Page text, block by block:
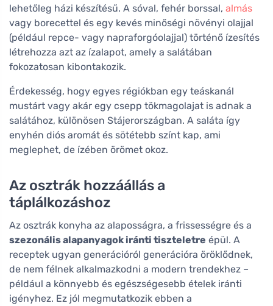
lehetőleg házi készítésű. A sóval, fehér borssal, almás
vagy borecettel és egy kevés minőségi növényi olajjal
(például repce- vagy napraforgóolajjal) történő ízesítés
létrehozza azt az ízalapot, amely a salátában
fokozatosan kibontakozik.
Érdekesség, hogy egyes régiókban egy teáskanál
mustárt vagy akár egy csepp tökmagolajat is adnak a
salátához, különösen Stájerországban. A saláta így
enyhén diós aromát és sötétebb színt kap, ami
meglephet, de ízében örömet okoz.
Az osztrák hozzáállás a
táplálkozáshoz
Az osztrák konyha az alaposságra, a frissességre és a
szezonális alapanyagok iránti tiszteletre épül. A
receptek ugyan generációról generációra öröklődnek,
de nem félnek alkalmazkodni a modern trendekhez –
például a könnyebb és egészségesebb ételek iránti
igényhez. Ez jól megmutatkozik ebben a